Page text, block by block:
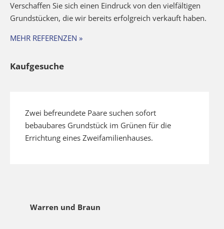
Verschaffen Sie sich einen Eindruck von den vielfältigen
Grundstücken, die wir bereits erfolgreich verkauft haben.
MEHR REFERENZEN »
Kaufgesuche
Zwei befreundete Paare suchen sofort
bebaubares Grundstück im Grünen für die
Errichtung eines Zweifamilienhauses.
Warren und Braun